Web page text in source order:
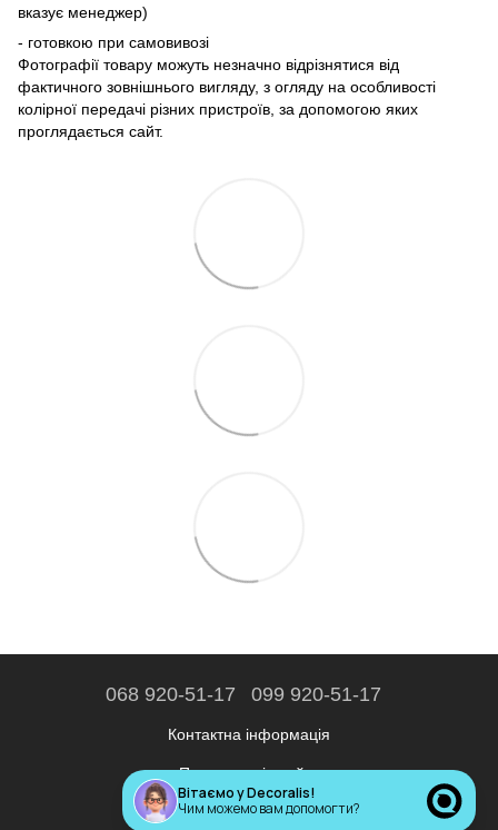
вказує менеджер)
- готовкою при самовивозі
Фотографії товару можуть незначно відрізнятися від
фактичного зовнішнього вигляду, з огляду на особливості
колірної передачі різних пристроїв, за допомогою яких
проглядається сайт.
068 920-51-17 099 920-51-17
Контактна інформація
Повна версія сайту
© 2020—2026
Вітаємо у Decoralis!
Чим можемо вам допомогти?